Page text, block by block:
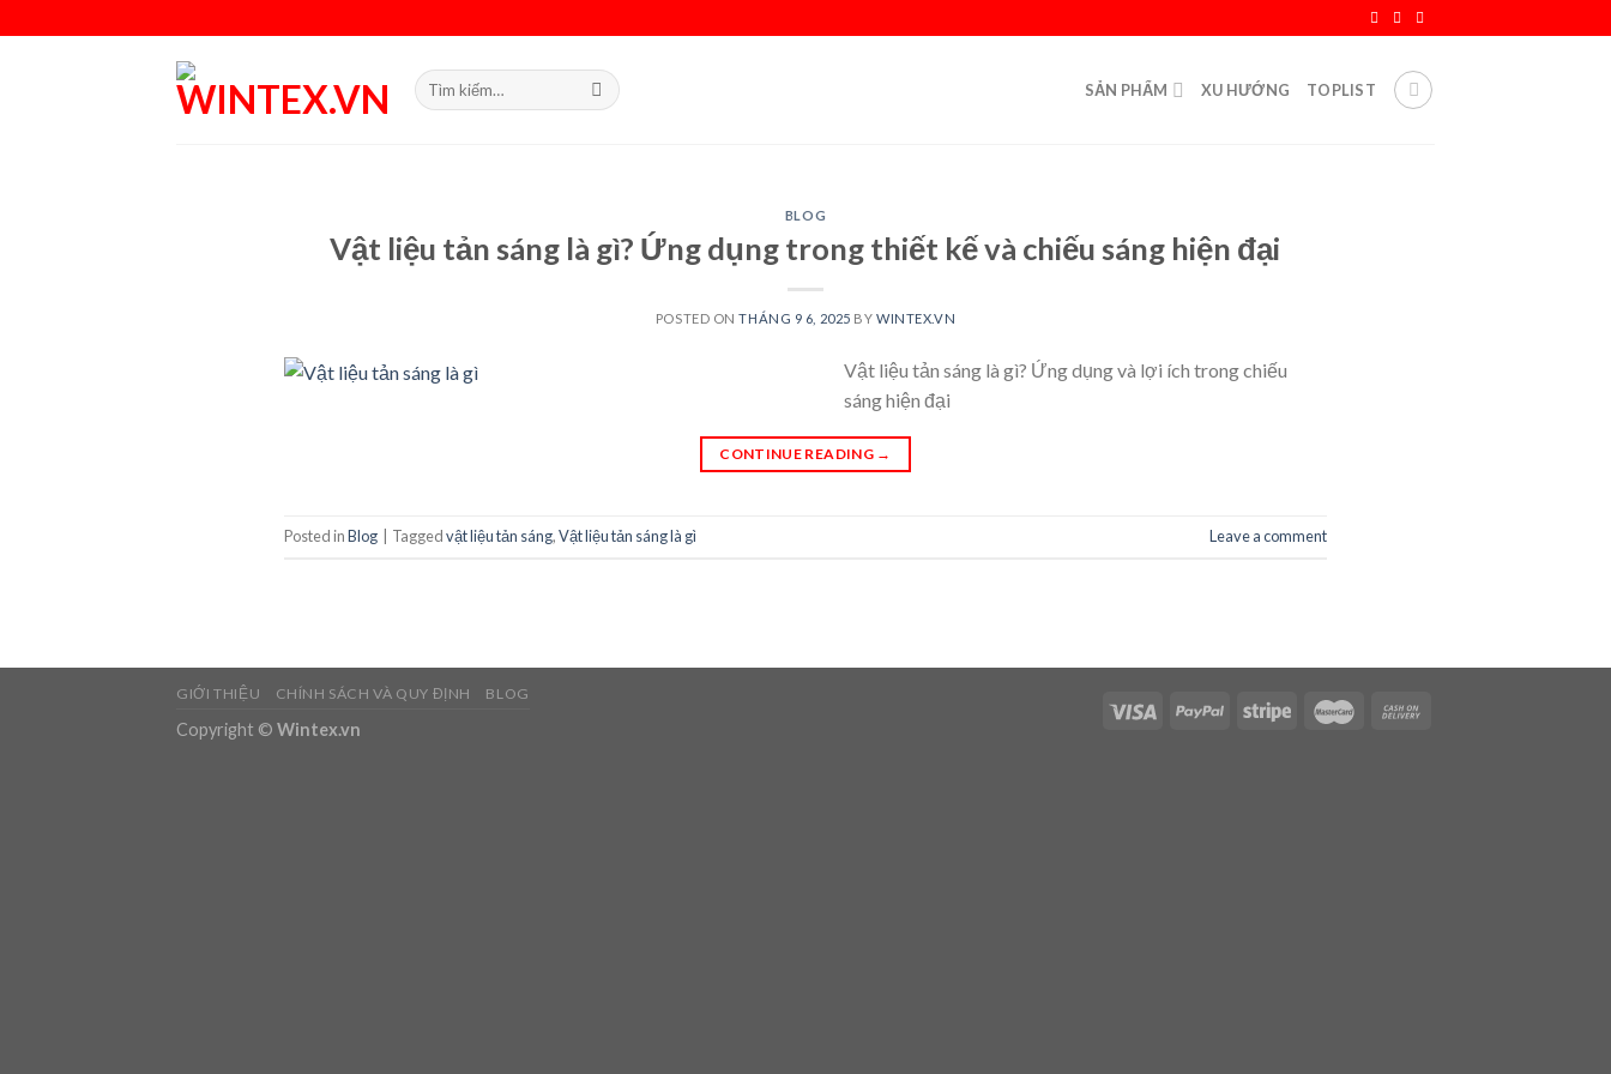
to
Tìm
kiếm:
SẢN PHẨM XU HƯỚNG TOPLIST
BLOG
Vật liệu tản sáng là gì? Ứng dụng trong thiết kế và chiếu sáng hiện đại
POSTED ONTHÁNG 9 6, 2025 BYWINTEX.VN
Vật liệu tản sáng là gì? Ứng dụng và lợi ích trong chiếu
sáng hiện đại
CONTINUE READING →
Posted inBlog Taggedvật liệu tản sáng,Vật liệu tản sáng là gì Leave a comment
GIỚI THIỆU CHÍNH SÁCH VÀ QUY ĐỊNH BLOG
Copyright © Wintex.vn